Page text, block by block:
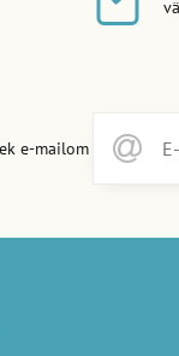
e-mailom